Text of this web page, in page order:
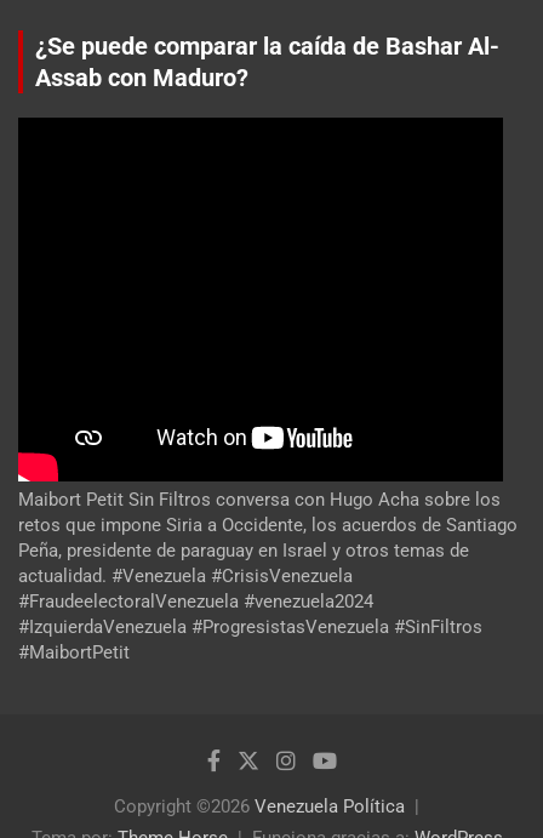
¿Se puede comparar la caída de Bashar Al-
Assab con Maduro?
Maibort Petit Sin Filtros conversa con Hugo Acha sobre los
retos que impone Siria a Occidente, los acuerdos de Santiago
Peña, presidente de paraguay en Israel y otros temas de
actualidad. #Venezuela #CrisisVenezuela
#FraudeelectoralVenezuela #venezuela2024
#IzquierdaVenezuela #ProgresistasVenezuela #SinFiltros
#MaibortPetit
Copyright ©2026 Venezuela Política